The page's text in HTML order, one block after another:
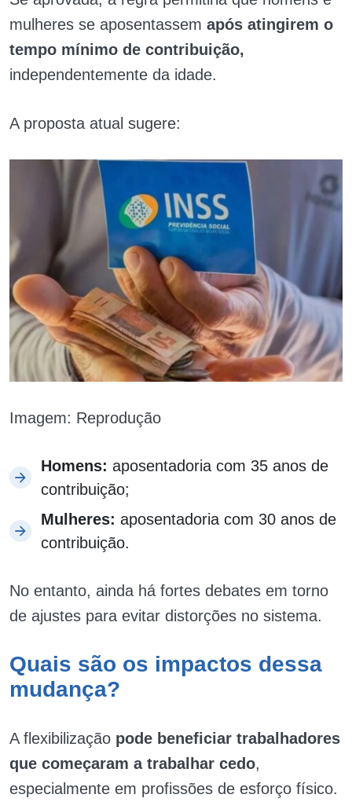
mulheres se aposentassem após atingirem o
tempo mínimo de contribuição,
independentemente da idade.
A proposta atual sugere:
Imagem: Reprodução
Homens: aposentadoria com 35 anos de
contribuição;
Mulheres: aposentadoria com 30 anos de
contribuição.
No entanto, ainda há fortes debates em torno
de ajustes para evitar distorções no sistema.
Quais são os impactos dessa
mudança?
A flexibilização pode beneficiar trabalhadores
que começaram a trabalhar cedo,
especialmente em profissões de esforço físico.